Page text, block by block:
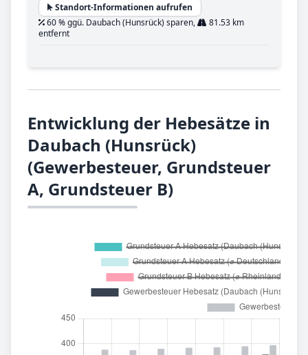
Standort-Informationen aufrufen
60 % ggü. Daubach (Hunsrück) sparen,
81.53 km
entfernt
Entwicklung der Hebesätze in
Daubach (Hunsrück)
(Gewerbesteuer, Grundsteuer
A, Grundsteuer B)